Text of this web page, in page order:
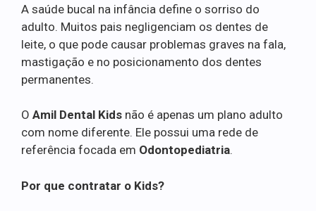
A saúde bucal na infância define o sorriso do
adulto. Muitos pais negligenciam os dentes de
leite, o que pode causar problemas graves na fala,
mastigação e no posicionamento dos dentes
permanentes.
O Amil Dental Kids não é apenas um plano adulto
com nome diferente. Ele possui uma rede de
referência focada em Odontopediatria.
Por que contratar o Kids?